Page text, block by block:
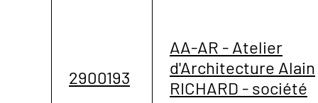
2900193
AA-AR - Atelier
d'Architecture Alain
RICHARD - société